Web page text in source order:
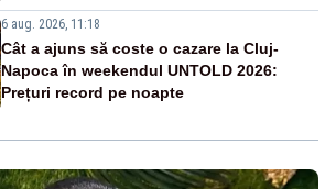
6 aug. 2026, 11:18
Cât a ajuns să coste o cazare la Cluj-
Napoca în weekendul UNTOLD 2026:
Prețuri record pe noapte